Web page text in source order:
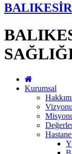
Kurumsal